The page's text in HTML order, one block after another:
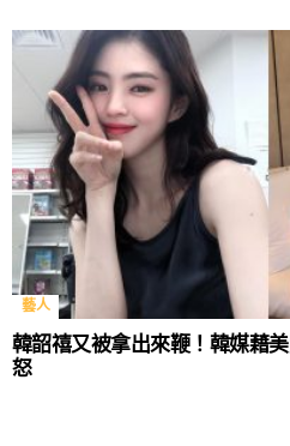
藝人
韓韶禧又被拿出來鞭！韓媒藉
怒